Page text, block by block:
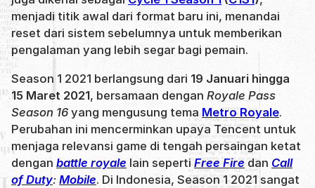
menjadi titik awal dari format baru ini, menandai
reset dari sistem sebelumnya untuk memberikan
pengalaman yang lebih segar bagi pemain.
Season 1 2021 berlangsung dari 19 Januari hingga
15 Maret 2021, bersamaan dengan Royale Pass
Season 16 yang mengusung temaMetro Royale.
Perubahan ini mencerminkan upaya Tencent untuk
menjaga relevansi game di tengah persaingan ketat
dengan battle royalelain sepertiFree Firedan Call
of Duty: Mobile. Di Indonesia, Season 1 2021 sangat